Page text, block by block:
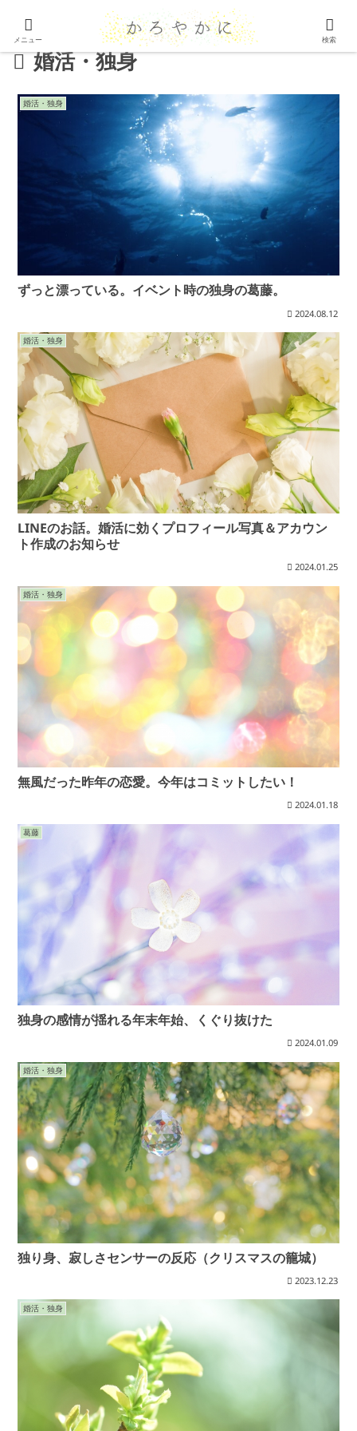
婚活・独身
婚活・独身
ずっと漂っている。イベント時の独身の葛藤。
2024.08.12
婚活・独身
LINEのお話。婚活に効くプロフィール写真＆アカウン
ト作成のお知らせ
2024.01.25
婚活・独身
無風だった昨年の恋愛。今年はコミットしたい！
2024.01.18
葛藤
独身の感情が揺れる年末年始、くぐり抜けた
2024.01.09
婚活・独身
独り身、寂しさセンサーの反応（クリスマスの籠城）
2023.12.23
婚活・独身
メニュー 検索